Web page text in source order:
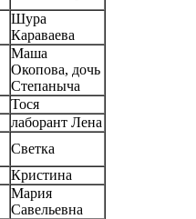
Шура
Караваева
Маша
Окопова, дочь
Степаныча
Тося
лаборант Лена
Светка
Кристина
Мария
Савельевна